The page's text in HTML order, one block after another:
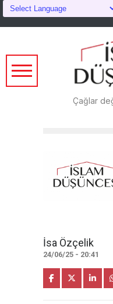
Çağlar
İsa Özçelik
24/06/25 - 20:41